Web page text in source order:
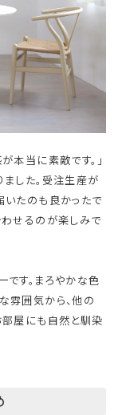
本当に素敵です。」
した。受注生産が
いたのも良かったで
わせるのが楽しみで
す。まろやかな色
雰囲気から、他の
部屋にも自然と馴染